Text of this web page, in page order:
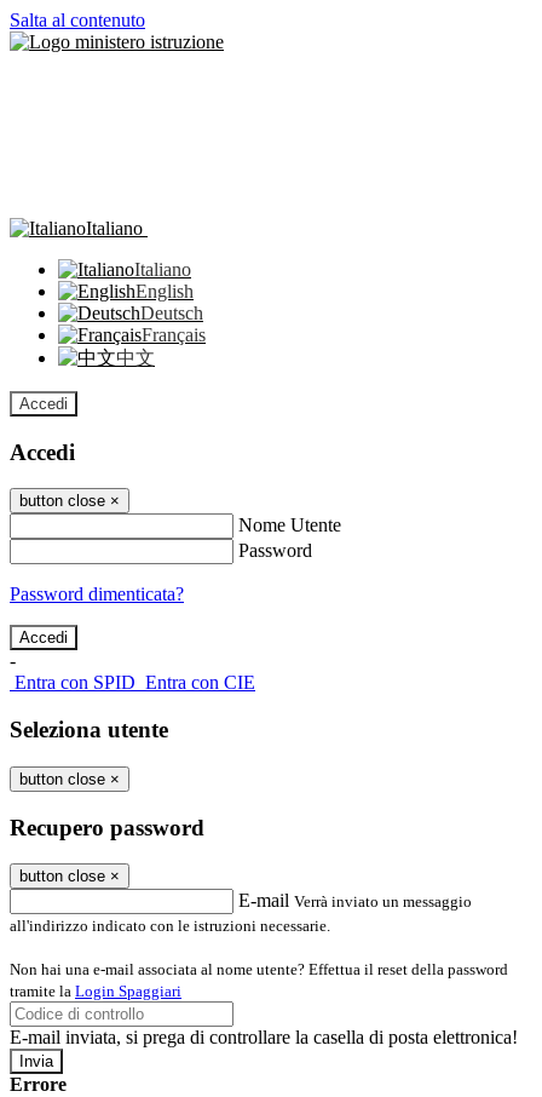
Salta al contenuto
Italiano
Italiano
English
Deutsch
Français
中文
Accedi
Accedi
button close ×
Nome Utente
Password
Password dimenticata?
-
Entra con SPID Entra con CIE
Seleziona utente
button close ×
Recupero password
button close ×
E-mail Verrà inviato un messaggio
all'indirizzo indicato con le istruzioni necessarie.
Non hai una e-mail associata al nome utente? Effettua il reset della password
tramite la Login Spaggiari
E-mail inviata, si prega di controllare la casella di posta elettronica!
Errore